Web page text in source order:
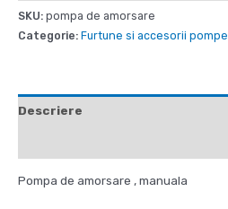
SKU: pompa de amorsare
Categorie: Furtune si accesorii pompe
Descriere
Pompa de amorsare , manuala